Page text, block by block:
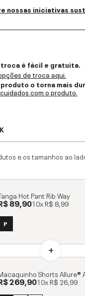
nossas iniciativas
é fácil e gratuita.
de troca aqui.
o torna mais
com o produto.
e os tamanhos ao
Hot Pant Rib Way
89,9010xR$ 8,99
P
Shorts Allure®
269,9010xR$ 26,99